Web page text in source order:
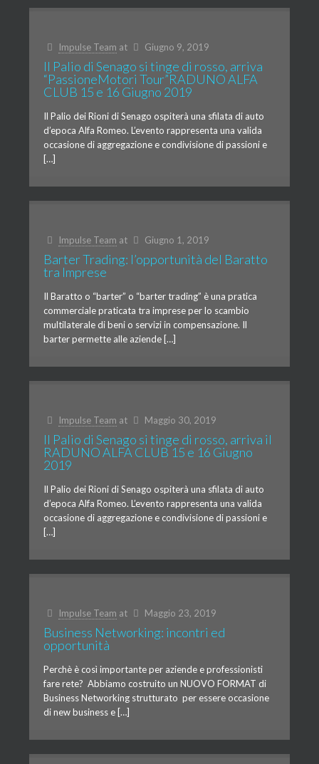
Impulse Team at Giugno 9, 2019
Il Palio di Senago si tinge di rosso, arriva
“PassioneMotori Tour”RADUNO ALFA
CLUB 15 e 16 Giugno 2019
Il Palio dei Rioni di Senago ospiterà una sfilata di auto
d’epoca Alfa Romeo. L’evento rappresenta una valida
occasione di aggregazione e condivisione di passioni e
[…]
Impulse Team at Giugno 1, 2019
Barter Trading: l’opportunità del Baratto
tra Imprese
Il Baratto o “barter” o “barter trading” è una pratica
commerciale praticata tra imprese per lo scambio
multilaterale di beni o servizi in compensazione. Il
barter permette alle aziende […]
Impulse Team at Maggio 30, 2019
Il Palio di Senago si tinge di rosso, arriva il
RADUNO ALFA CLUB 15 e 16 Giugno
2019
Il Palio dei Rioni di Senago ospiterà una sfilata di auto
d’epoca Alfa Romeo. L’evento rappresenta una valida
occasione di aggregazione e condivisione di passioni e
[…]
Impulse Team at Maggio 23, 2019
Business Networking: incontri ed
opportunità
Perchè è così importante per aziende e professionisti
fare rete? Abbiamo costruito un NUOVO FORMAT di
Business Networking strutturato per essere occasione
di new business e […]